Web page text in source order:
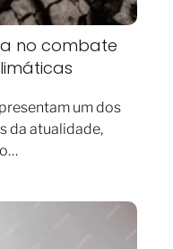
no combate
um dos
da atualidade,